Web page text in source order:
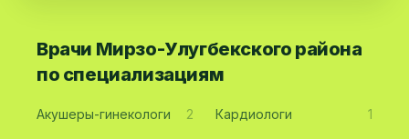
Врачи Мирзо-Улугбекского района
по специализациям
Акушеры-гинекологи 2 Кардиологи 1